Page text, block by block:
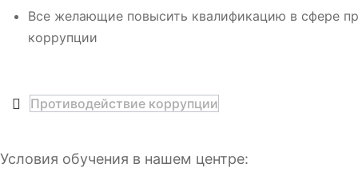
Все желающие повысить квалификацию в сфере
коррупции
Противодействие коррупции
Условия обучения в нашем центре: